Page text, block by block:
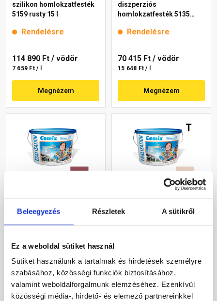
Beleegyezés Részletek A sütikről
Ez a weboldal sütiket használ
Sütiket használunk a tartalmak és hirdetések személyre
szabásához, közösségi funkciók biztosításához,
valamint weboldalforgalmunk elemzéséhez. Ezenkívül
közösségi média-, hirdető- és elemező partnereinkkel
szilikon homlokzatfesték
5159 rusty 15 l
Rendelésre
114 890 Ft / vödör
7 659 Ft / l
Megnézem
diszperziós
homlokzatfesték 5135
Rendelésre
70 415 Ft / vödör
15 648 Ft / l
Megnézem
színfelújító
118 695 Ft/ vödör
7 913 Ft / l
Megnézem
színfelújító
91 245 Ft/ vödör
6 083 Ft / l
Megnézem